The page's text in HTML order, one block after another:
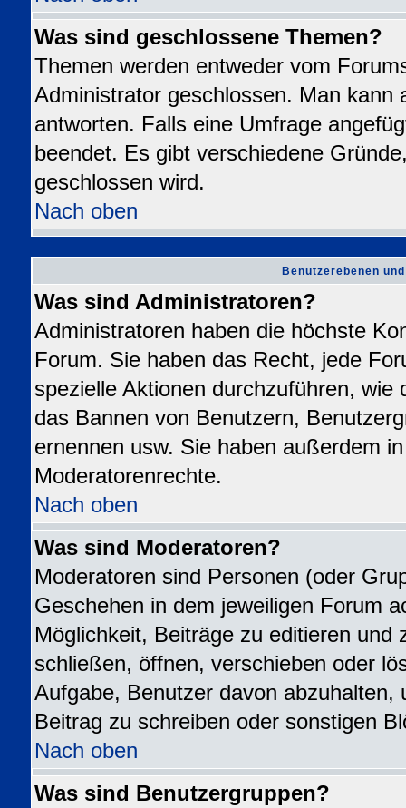
Was sind geschlossene Themen?
Themen werden entweder vom
Administrator geschlossen. Man kann
antworten. Falls eine Umfrage
beendet. Es gibt verschiedene
geschlossen wird.
Nach oben
Benutzerebenen
Was sind Administratoren?
Administratoren haben die höchste
Forum. Sie haben das Recht, jede
spezielle Aktionen durchzuführen, wie
das Bannen von Benutzern,
ernennen usw. Sie haben außerdem
Moderatorenrechte.
Nach oben
Was sind Moderatoren?
Moderatoren sind Personen (oder
Geschehen in dem jeweiligen Forum
Möglichkeit, Beiträge zu editieren und
schließen, öffnen, verschieben oder
Aufgabe, Benutzer davon abzuhalten,
Beitrag zu schreiben oder sonstigen
Nach oben
Was sind Benutzergruppen?